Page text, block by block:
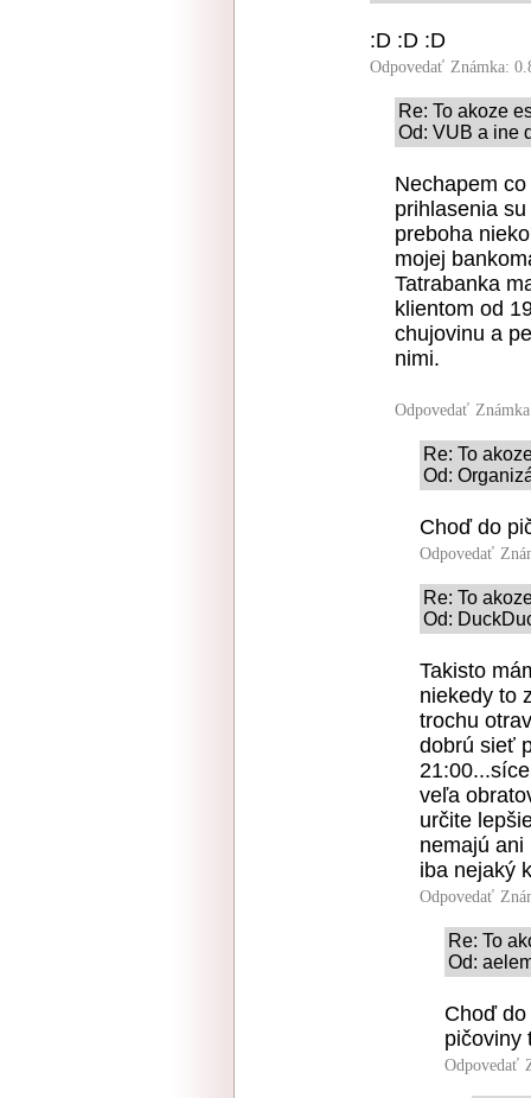
:D :D :D
Odpovedať Známka:
Re: To akoze
Od: VUB a ine
Nechapem
prihlasenia
preboha
mojej
Tatrabanka
klientom od
chujovinu a
nimi.
Odpovedať
Re: To
Od:
Choď do
Odpovedať
Re: To
Od:
Takisto
niekedy to
trochu
dobrú sieť
veľa
určite
nemajú ani
iba nejaký
Odpovedať
Re: To
Od:
Choď
pičoviny
Odpovedať